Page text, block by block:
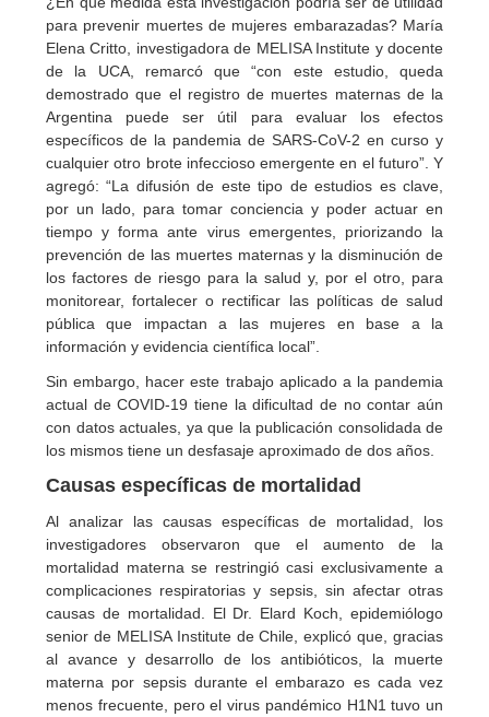
para prevenir muertes de mujeres embarazadas? María
Elena Critto, investigadora de MELISA Institute y docente
de la UCA, remarcó que “con este estudio, queda
demostrado que el registro de muertes maternas de la
Argentina puede ser útil para evaluar los efectos
específicos de la pandemia de SARS-CoV-2 en curso y
cualquier otro brote infeccioso emergente en el futuro”. Y
agregó: “La difusión de este tipo de estudios es clave,
por un lado, para tomar conciencia y poder actuar en
tiempo y forma ante virus emergentes, priorizando la
prevención de las muertes maternas y la disminución de
los factores de riesgo para la salud y, por el otro, para
monitorear, fortalecer o rectificar las políticas de salud
pública que impactan a las mujeres en base a la
información y evidencia científica local”.
Sin embargo, hacer este trabajo aplicado a la pandemia
actual de COVID-19 tiene la dificultad de no contar aún
con datos actuales, ya que la publicación consolidada de
los mismos tiene un desfasaje aproximado de dos años.
Causas específicas de mortalidad
Al analizar las causas específicas de mortalidad, los
investigadores observaron que el aumento de la
mortalidad materna se restringió casi exclusivamente a
complicaciones respiratorias y sepsis, sin afectar otras
causas de mortalidad. El Dr. Elard Koch, epidemiólogo
senior de MELISA Institute de Chile, explicó que, gracias
al avance y desarrollo de los antibióticos, la muerte
materna por sepsis durante el embarazo es cada vez
menos frecuente, pero el virus pandémico H1N1 tuvo un